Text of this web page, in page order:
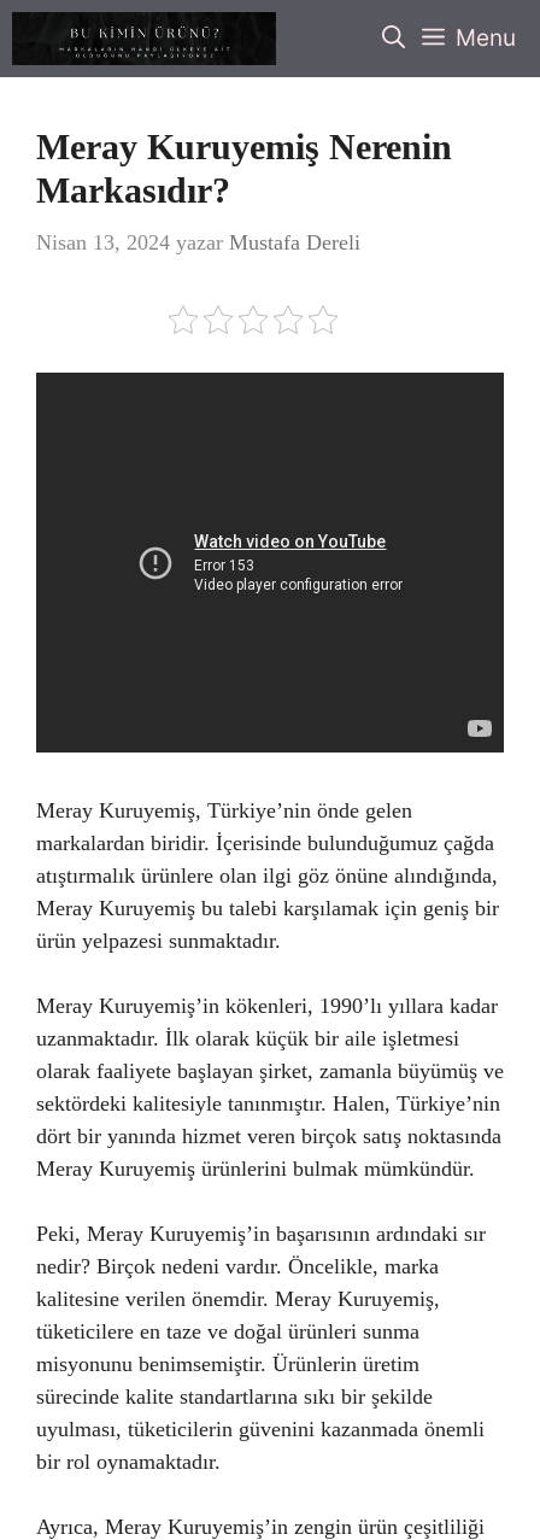
İçeriğe
Menu
Meray Kuruyemiş Nerenin
Markasıdır?
Nisan 13, 2024 yazar Mustafa Dereli
Meray Kuruyemiş, Türkiye’nin önde gelen
markalardan biridir. İçerisinde bulunduğumuz çağda
atıştırmalık ürünlere olan ilgi göz önüne alındığında,
Meray Kuruyemiş bu talebi karşılamak için geniş bir
ürün yelpazesi sunmaktadır.
Meray Kuruyemiş’in kökenleri, 1990’lı yıllara kadar
uzanmaktadır. İlk olarak küçük bir aile işletmesi
olarak faaliyete başlayan şirket, zamanla büyümüş ve
sektördeki kalitesiyle tanınmıştır. Halen, Türkiye’nin
dört bir yanında hizmet veren birçok satış noktasında
Meray Kuruyemiş ürünlerini bulmak mümkündür.
Peki, Meray Kuruyemiş’in başarısının ardındaki sır
nedir? Birçok nedeni vardır. Öncelikle, marka
kalitesine verilen önemdir. Meray Kuruyemiş,
tüketicilere en taze ve doğal ürünleri sunma
misyonunu benimsemiştir. Ürünlerin üretim
sürecinde kalite standartlarına sıkı bir şekilde
uyulması, tüketicilerin güvenini kazanmada önemli
bir rol oynamaktadır.
Ayrıca, Meray Kuruyemiş’in zengin ürün çeşitliliği